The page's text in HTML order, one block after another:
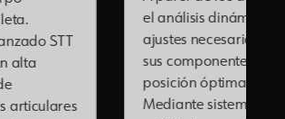
el análisis dinámico, se aplican los
ajustes necesarios en la bicicleta y
sus componentes hasta definir una
posición óptima de pedaleo.
Mediante sistemas de inteligencia